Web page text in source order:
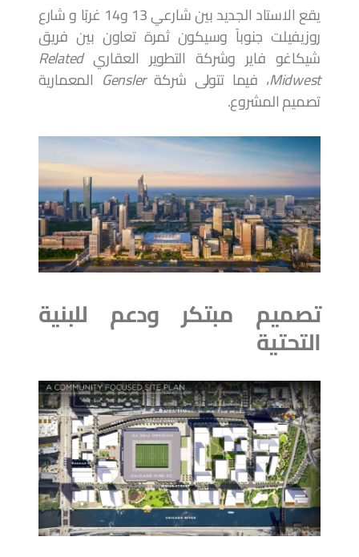
يقع الاستاد الجديد بين شارعي 13 و14 غربًا و شارع
روزيفيلت جنوباً وسيكون ثمرة تعاون بين فريق
شيكاغو فاير وشركة التطوير العقاري Related
Midwest، فيما تتولى شركة Genslerالمعمارية
تصميم المشروع.
تصميم مبتكر ودعم للبنية
التحتية